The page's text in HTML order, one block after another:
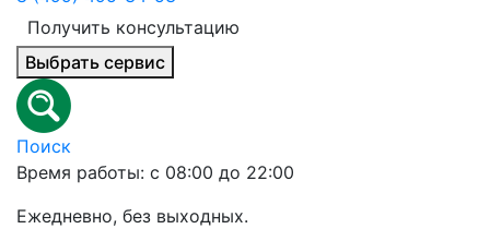
Получить консультацию
Выбрать сервис
Поиск
Время работы: с 08:00 до 22:00
Ежедневно, без выходных.